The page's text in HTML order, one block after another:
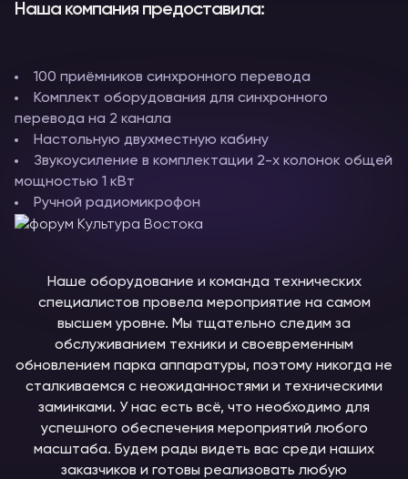
Наша компания предоставила:
100 приёмников синхронного перевода
Комплект оборудования для синхронного
перевода на 2 канала
Настольную двухместную кабину
Звукоусиление в комплектации 2-х колонок общей
мощностью 1 кВт
Ручной радиомикрофон
Наше оборудование и команда технических
специалистов провела мероприятие на самом
высшем уровне. Мы тщательно следим за
обслуживанием техники и своевременным
обновлением парка аппаратуры, поэтому никогда не
сталкиваемся с неожиданностями и техническими
заминками. У нас есть всё, что необходимо для
успешного обеспечения мероприятий любого
масштаба. Будем рады видеть вас среди наших
заказчиков и готовы реализовать любую